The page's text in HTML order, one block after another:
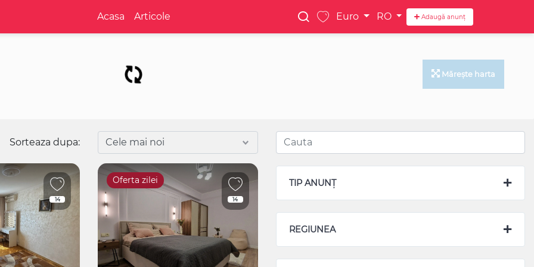
Acasa Articole Euro RO Adaugă anunț
Mărește harta
TIP ANUNȚ
REGIUNEA
Sorteaza dupa:
14 14
Oferta zilei